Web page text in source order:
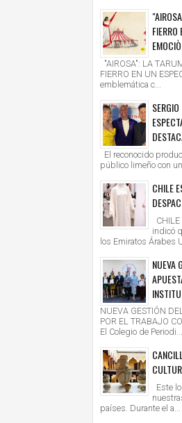
"AIROSA": LA
FIERRO EN UN
emblemática c...
El reconocido
público limeño con
CHILE
indicó
los Emiratos Árabes
NUEVA
NUEVA GESTIÓN
POR EL TRABAJO
El Colegio de Periodi...
Este
países. Durante el a...